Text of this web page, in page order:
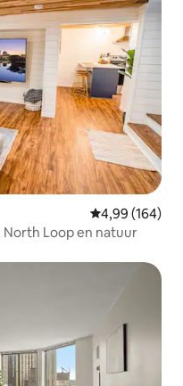
Gemiddelde
4,99 (164)
North Loop en natuur